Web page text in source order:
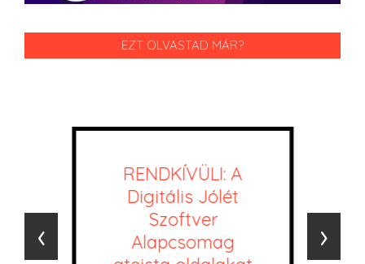
EZT OLVASTAD MÁR?
RENDKÍVÜLI: A
Digitális Jólét
Szoftver
Alapcsomag
‹ ›